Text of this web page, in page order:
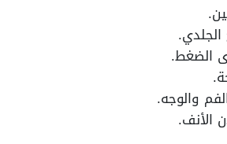
الضغط.
والوجه.
الأنف.